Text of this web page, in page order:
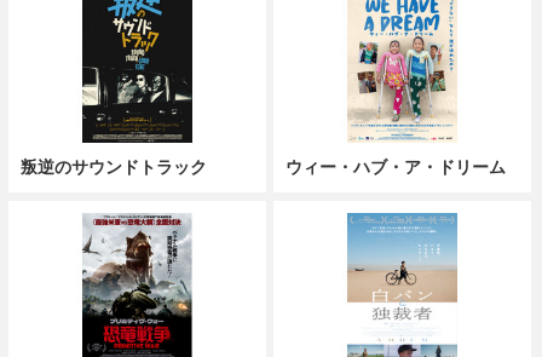
叛逆のサウンドトラック ウィー・ハブ・ア・ドリーム